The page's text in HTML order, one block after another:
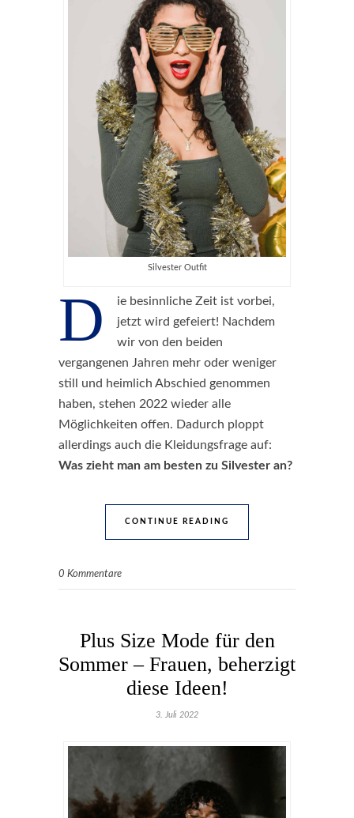
Silvester Outfit
D
ie besinnliche Zeit ist vorbei,
jetzt wird gefeiert! Nachdem
wir von den beiden
vergangenen Jahren mehr oder weniger
still und heimlich Abschied genommen
haben, stehen 2022 wieder alle
Möglichkeiten offen. Dadurch ploppt
allerdings auch die Kleidungsfrage auf:
Was zieht man am besten zu Silvester an?
CONTINUE READING
0 Kommentare
Plus Size Mode für den
Sommer – Frauen, beherzigt
diese Ideen!
3. Juli 2022